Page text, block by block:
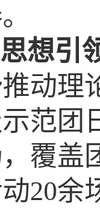
思想引
动理
范团
覆盖
20余